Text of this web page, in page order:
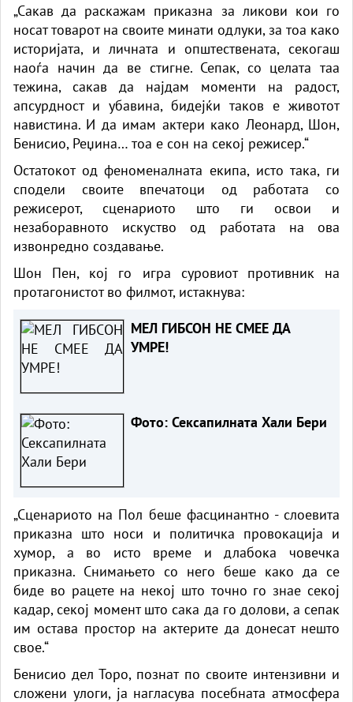
„Сакав да раскажам приказна за ликови кои го
носат товарот на своите минати одлуки, за тоа како
историјата, и личната и општествената, секогаш
наоѓа начин да ве стигне. Сепак, со целата таа
тежина, сакав да најдам моменти на радост,
апсурдност и убавина, бидејќи таков е животот
навистина. И да имам актери како Леонард, Шон,
Бенисио, Реџина… тоа е сон на секој режисер.“
Остатокот од феноменалната екипа, исто така, ги
сподели своите впечатоци од работата со
режисерот, сценариото што ги освои и
незаборавното искуство од работата на ова
извонредно создавање.
Шон Пен, кој го игра суровиот противник на
протагонистот во филмот, истакнува:
МЕЛ ГИБСОН НЕ СМЕЕ ДА
УМРЕ!
Фото: Сексапилната Хали Бери
„Сценариото на Пол беше фасцинантно - слоевита
приказна што носи и политичка провокација и
хумор, а во исто време и длабока човечка
приказна. Снимањето со него беше како да се
биде во рацете на некој што точно го знае секој
кадар, секој момент што сака да го долови, а сепак
им остава простор на актерите да донесат нешто
свое.“
Бенисио дел Торо, познат по своите интензивни и
сложени улоги, ја нагласува посебната атмосфера